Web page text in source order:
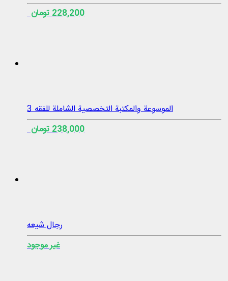
228,200 تومان
الموسوعة والمكتبة التخصصية الشاملة للفقه 3
238,000 تومان
رجال شيعه
غير موجود